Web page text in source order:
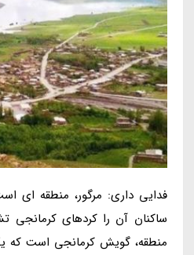
فدایی داری: مرگور، منطقه ای
ساکنان آن را کردهای کرمانجی
منطقه، گویش کرمانجی است که